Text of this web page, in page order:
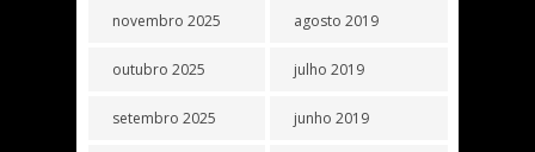
novembro 2025
outubro 2025
setembro 2025
agosto 2019
julho 2019
junho 2019